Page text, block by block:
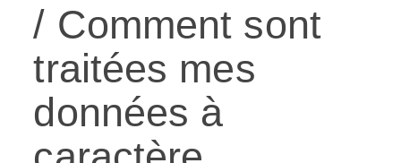
/ Comment sont
traitées mes
données à